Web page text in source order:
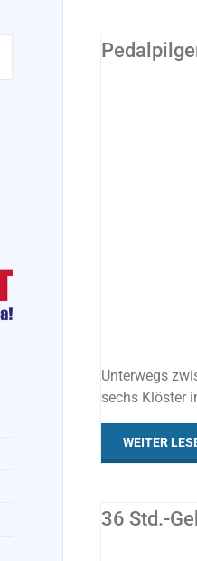
Unterwegs
sechs Klöster
WEITER
36 Std.-